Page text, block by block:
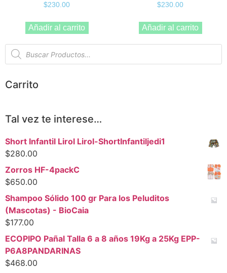
$230.00
Añadir al carrito
$230.00
Añadir al carrito
Carrito
Tal vez te interese…
Short Infantil Lirol Lirol-ShortInfantiljedi1
$280.00
Zorros HF-4packC
$650.00
Shampoo Sólido 100 gr Para los Peluditos
(Mascotas) - BioCaia
$177.00
ECOPIPO Pañal Talla 6 a 8 años 19Kg a 25Kg EPP-
P6A8PANDARINAS
$468.00